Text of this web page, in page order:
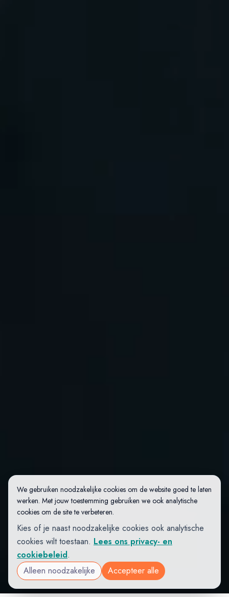
We gebruiken noodzakelijke cookies om de website goed te laten
werken. Met jouw toestemming gebruiken we ook analytische
cookies om de site te verbeteren.
Kies of je naast noodzakelijke cookies ook analytische
cookies wilt toestaan. Lees ons privacy- en
cookiebeleid.
Alleen noodzakelijke
Accepteer alle